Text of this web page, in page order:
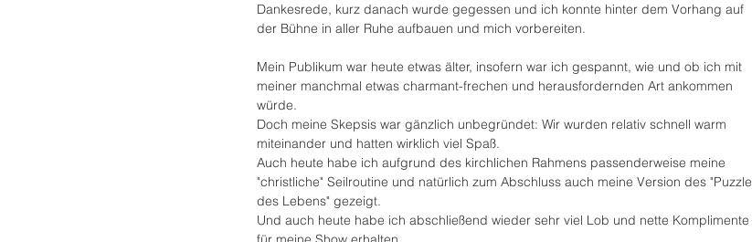
Dankesrede, kurz danach wurde gegessen und ich konnte hinter dem Vorhang auf
der Bühne in aller Ruhe aufbauen und mich vorbereiten.
Mein Publikum war heute etwas älter, insofern war ich gespannt, wie und ob ich mit
meiner manchmal etwas charmant-frechen und herausfordernden Art ankommen
würde.
Doch meine Skepsis war gänzlich unbegründet: Wir wurden relativ schnell warm
miteinander und hatten wirklich viel Spaß.
Auch heute habe ich aufgrund des kirchlichen Rahmens passenderweise meine
"christliche" Seilroutine und natürlich zum Abschluss auch meine Version des "Puzzle
des Lebens" gezeigt.
Und auch heute habe ich abschließend wieder sehr viel Lob und nette Komplimente